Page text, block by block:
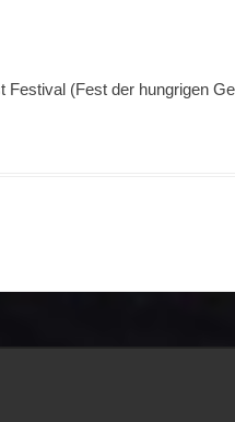
(Fest der hungrigen